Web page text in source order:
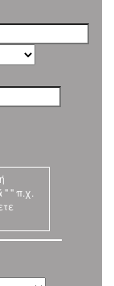
" π.χ.